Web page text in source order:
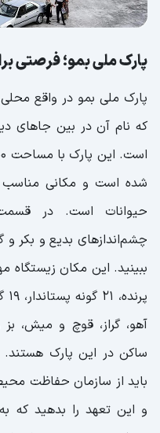
پارک ملی بمو؛ فرصتی
پارک ملی بمو در واقع
که نام آن در بین جاهای
شده است و مکانی مناسب
حیوانات است. در قسمت
چشم‌انداز‌های بدیع و بکر و
آهو، گراز، قوچ و میش،
ساکن در این پارک هستند.
باید از سازمان حفاظت
و این تعهد را بدهید که